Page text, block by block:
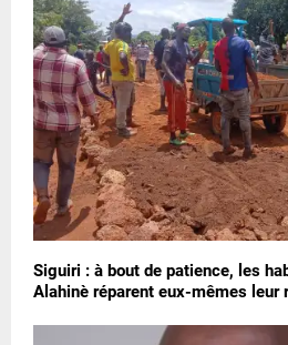
Siguiri : à bout de patience, les
Alahinè réparent eux-mêmes leur